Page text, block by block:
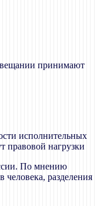
принимают
исполнительных
правовой нагрузки
По мнению
разделения